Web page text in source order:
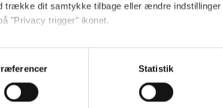
trække dit samtykke tilbage eller ændre indstillinger
"Privacy trigger" ikonet.
placering, der kan være nøjagtig inden for få
Statistik
Privat
Personliggør dit krus med